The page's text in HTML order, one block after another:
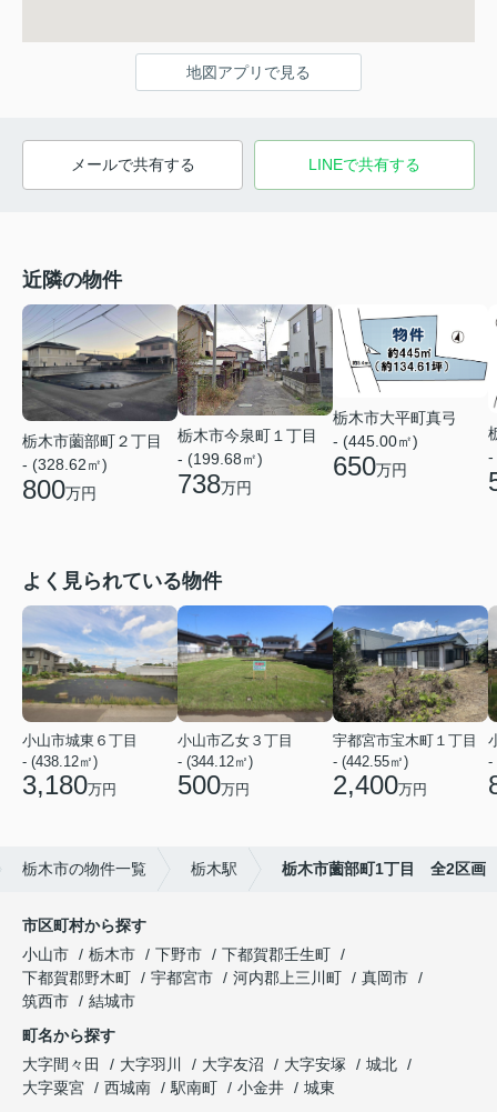
地図アプリで見る
メールで共有する LINEで共有する
近隣の物件
栃木市薗部町２丁目
- (328.62㎡)
800万円
栃木市今泉町１丁目
- (199.68㎡)
738万円
栃木市大平町真弓
- (445.00㎡)
650万円
-
よく見られている物件
小山市城東６丁目
- (438.12㎡)
3,180万円
小山市乙女３丁目
- (344.12㎡)
500万円
宇都宮市宝木町１丁目
- (442.55㎡)
2,400万円
-
栃木市の物件一覧 栃木駅 栃木市薗部町1丁目 全2区画
市区町村から探す
小山市
栃木市 下野市
下都賀郡壬生町
下都賀郡野木町
宇都宮市 河内郡上三川町
真岡市
筑西市
結城市
町名から探す
大字間々田
大字羽川 大字友沼 大字安塚
城北
大字粟宮
西城南 駅南町 小金井
城東